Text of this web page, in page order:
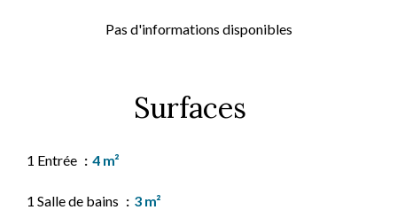
Pas d'informations disponibles
Surfaces
1 Entrée 4 m²
1 Salle de bains 3 m²